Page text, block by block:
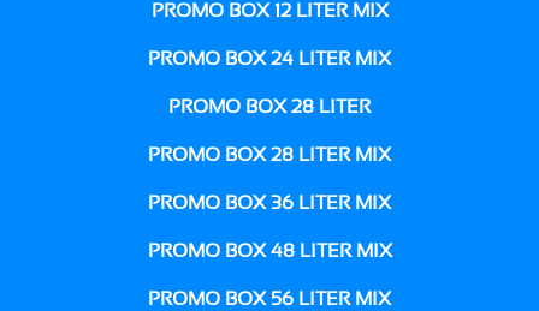
PROMO BOX 12 LITER MIX
PROMO BOX 24 LITER MIX
PROMO BOX 28 LITER
PROMO BOX 28 LITER MIX
PROMO BOX 36 LITER MIX
PROMO BOX 48 LITER MIX
PROMO BOX 56 LITER MIX